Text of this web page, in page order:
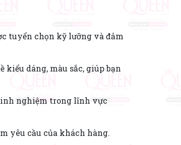
tuyển chọn kỹ lưỡng và đảm
kiểu dáng, màu sắc, giúp bạn
nghiệm trong lĩnh vực
yêu cầu của khách hàng.